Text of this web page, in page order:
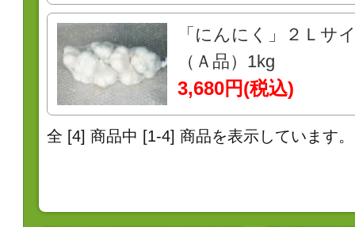
「にんにく」２Ｌサ
（Ａ品）1kg
3,680円(税込)
全 [4] 商品中 [1-4] 商品を表示しています。